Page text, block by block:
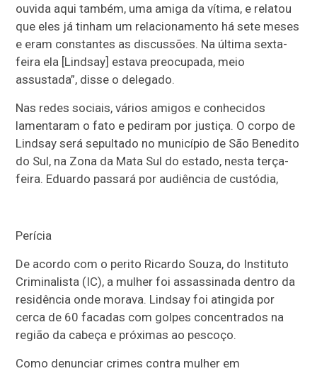
ouvida aqui também, uma amiga da vítima, e relatou
que eles já tinham um relacionamento há sete meses
e eram constantes as discussões. Na última sexta-
feira ela [Lindsay] estava preocupada, meio
assustada”, disse o delegado.
Nas redes sociais, vários amigos e conhecidos
lamentaram o fato e pediram por justiça. O corpo de
Lindsay será sepultado no município de São Benedito
do Sul, na Zona da Mata Sul do estado, nesta terça-
feira. Eduardo passará por audiência de custódia,
Perícia
De acordo com o perito Ricardo Souza, do Instituto
Criminalista (IC), a mulher foi assassinada dentro da
residência onde morava. Lindsay foi atingida por
cerca de 60 facadas com golpes concentrados na
região da cabeça e próximas ao pescoço.
Como denunciar crimes contra mulher em